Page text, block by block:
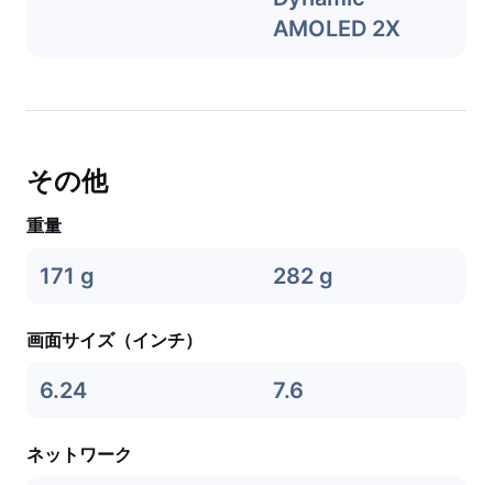
AMOLED 2X
その他
重量
171 g 282 g
画面サイズ（インチ）
6.24 7.6
ネットワーク